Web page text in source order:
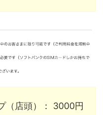
（店頭）： 3000円